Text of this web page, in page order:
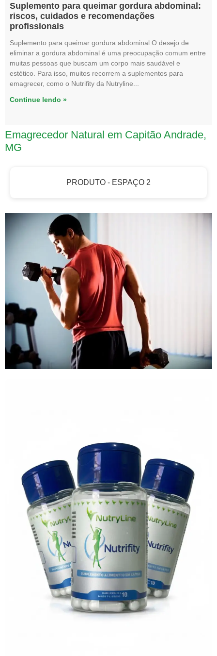
Suplemento para queimar gordura abdominal:
riscos, cuidados e recomendações
profissionais
Suplemento para queimar gordura abdominal O desejo de
eliminar a gordura abdominal é uma preocupação comum entre
muitas pessoas que buscam um corpo mais saudável e
estético. Para isso, muitos recorrem a suplementos para
emagrecer, como o Nutrifity da Nutryline
Continue lendo »
Emagrecedor Natural em Capitão Andrade,
MG
PRODUTO - ESPAÇO 2